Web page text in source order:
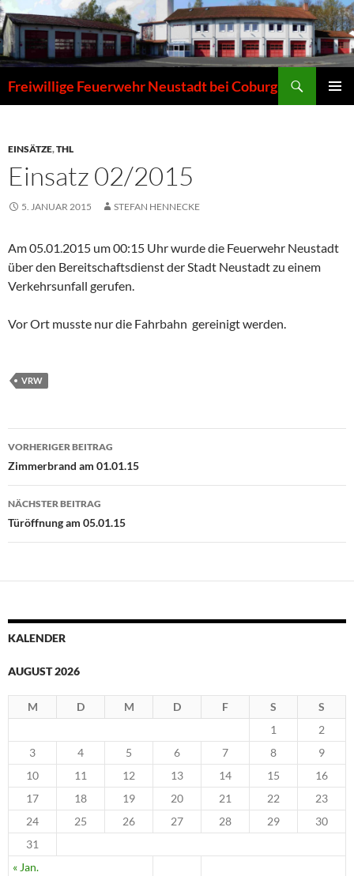
Zum
Inhalt
springen
Freiwillige Feuerwehr Neustadt bei Coburg
EINSÄTZE,THL
Einsatz 02/2015
5. JANUAR 2015 STEFAN HENNECKE
Am 05.01.2015 um 00:15 Uhr wurde die Feuerwehr Neustadt
über den Bereitschaftsdienst der Stadt Neustadt zu einem
Verkehrsunfall gerufen.
Vor Ort musste nur die Fahrbahn gereinigt werden.
VRW
Beitragsnavigation
VORHERIGER BEITRAG
Zimmerbrand am 01.01.15
NÄCHSTER BEITRAG
Türöffnung am 05.01.15
KALENDER
AUGUST 2026
M D M D F S S
« Jan.
1
2
3
4 5 6 7 8
9
10
11 12 13 14 15
16
17
18 19 20 21 22
23
24
25 26 27 28 29
30
31